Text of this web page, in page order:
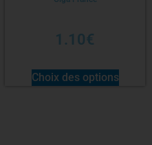
1.10€
Choix des options